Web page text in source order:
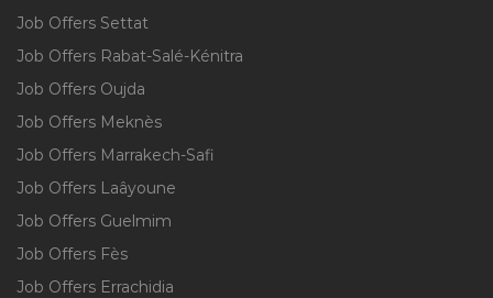
Job Offers Settat
Job Offers Rabat-Salé-Kénitra
Job Offers Oujda
Job Offers Meknès
Job Offers Marrakech-Safi
Job Offers Laâyoune
Job Offers Guelmim
Job Offers Fès
Job Offers Errachidia